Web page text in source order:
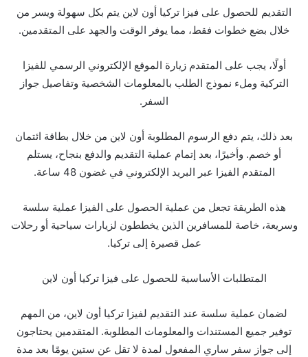
التقديم للحصول على فيزا تركيا أون لاين يتم بكل سهولة ويسر من
خلال بضع خطوات فقط، مما يوفر الوقت والجهد على المتقدمين.
أولًا، يجب على المتقدم زيارة الموقع الإلكتروني الرسمي للفيزا
التركية وملء نموذج الطلب بالمعلومات الشخصية وتفاصيل جواز
السفر.
بعد ذلك، يتم دفع الرسوم المطلوبة أون لاين من خلال بطاقة ائتمان
أو خصم. وأخيرًا، بعد إتمام عملية التقديم والدفع بنجاح، يستلم
المتقدم الفيزا عبر البريد الإلكتروني في غضون 48 ساعة.
هذه الطريقة تجعل من عملية الحصول على الفيزا عملية سلسة
وسريعة، خاصة للمسافرين الذين يخططون لزيارات سياحية أو رحلات
عمل قصيرة إلى تركيا.
المتطلبات الأساسية للحصول على فيزا تركيا أون لاين
لضمان عملية سلسة عند التقديم لفيزا تركيا أون لاين، من المهم
توفير جميع المستندات والمعلومات المطلوبة. المتقدمين يحتاجون
إلى جواز سفر ساري المفعول لمدة لا تقل عن ستين يومًا بعد مدة